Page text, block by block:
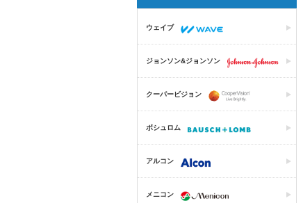
ウェイブ
ジョンソン&ジョンソン
クーパービジョン
ボシュロム
アルコン
メニコン